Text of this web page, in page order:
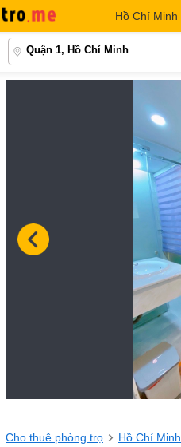
Hồ Chí Minh
Quận 1, Hồ Chí Minh
Cho thuê phòng trọ Hồ Chí Minh